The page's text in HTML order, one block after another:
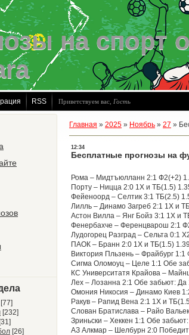
на спорт
RSS Приветствуем вас Гость
[77]
[232]
[31]
[26]
Главная » 2025 » Ноябрь » 27 »
12:34
Бесплатные прогнозы на
Рома – Мидтъюлланн 2:1 Ф2(+2)
Порту – Ницца 2:0 1Х и ТБ(1.5)
Фейеноорд – Селтик 3:1 ТБ(2.5)
Лилль – Динамо Загреб 2:1 1Х и
Астон Вилла – Янг Бойз 3:1 1Х и
Фенербахче – Ференцварош 2:1
Лудогорец Разград – Сельта 0:1
ПАОК – Бранн 2:0 1Х и ТБ(1.5) 1.39
Виктория Пльзень – Фрайбург 1:1
Сигма Оломоуц – Целе 1:1 Обе
КС Университатя Крайова –
Лех – Лозанна 2:1 Обе забьют: Да
Омония Никосия – Динамо Киев
Ракув – Рапид Вена 2:1 1Х и
Слован Братислава – Райо
Зриньски – Хеккен 1:1 Обе
АЗ Алкмар – Шелбурн 2:0